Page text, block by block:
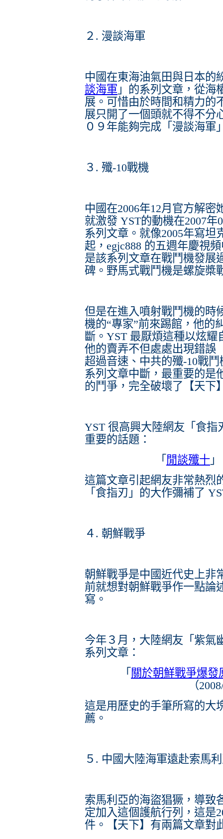
２. 漫談海軍
中國在東海油氣田與日本的
談海軍 」的系列文章，從海
展。可惜由於時間和精力的
展只開了一個頭就不得不分
０９年能夠完成「漫談海軍
３. 殲-10戰機
中國在2006年12月官方解
就激發 YST的動機在2007
系列文章。就像2005年寫坦
起，egjc888 的五週年慶視
是該系列文章在戰鬥機發展
碑。野馬式戰鬥機是螺旋槳
但是在進入噴射戰鬥機的時
機的“專家”前來踢館，他的
斷。YST 最厭煩這種以炫耀
他的賣弄不但處處出現錯誤
超過音速、中共的殲-10戰
系列文章中斷，最重要的是
的鬥爭，完全破壞了【天下
YST 很高興大陸網友「食
重要的話題：
「 閒談殲十
這篇文章引起網友非常熱烈
「食指刃」的大作彌補了
４. 朝鮮戰爭
朝鮮戰爭是中國近代史上非
前就想對朝鮮戰爭作一點論
寫。
今年３月，大陸網友「紫氣
系列文章：
「 關於朝鮮戰爭爆
（
這是用歷史的手筆所寫的大
薦。
５. 中國大陸海軍遠赴索馬
索馬利亞的海盜猖獗，導致
定加入這個護航行列，這是
件。【天下】有兩篇文章對